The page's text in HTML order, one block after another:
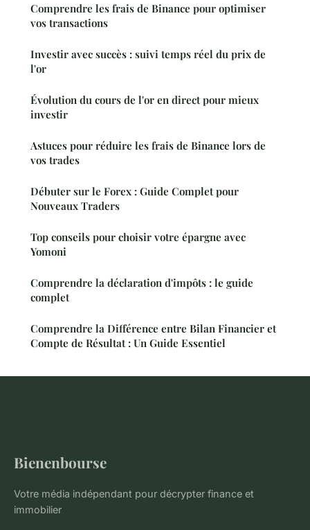
Comprendre les frais de Binance pour optimiser
vos transactions
Investir avec succès : suivi temps réel du prix de
l'or
Évolution du cours de l'or en direct pour mieux
investir
Astuces pour réduire les frais de Binance lors de
vos trades
Débuter sur le Forex : Guide Complet pour
Nouveaux Traders
Top conseils pour choisir votre épargne avec
Yomoni
Comprendre la déclaration d'impôts : le guide
complet
Comprendre la Différence entre Bilan Financier et
Compte de Résultat : Un Guide Essentiel
Bienenbourse
Votre média indépendant pour décrypter finance et
immobilier